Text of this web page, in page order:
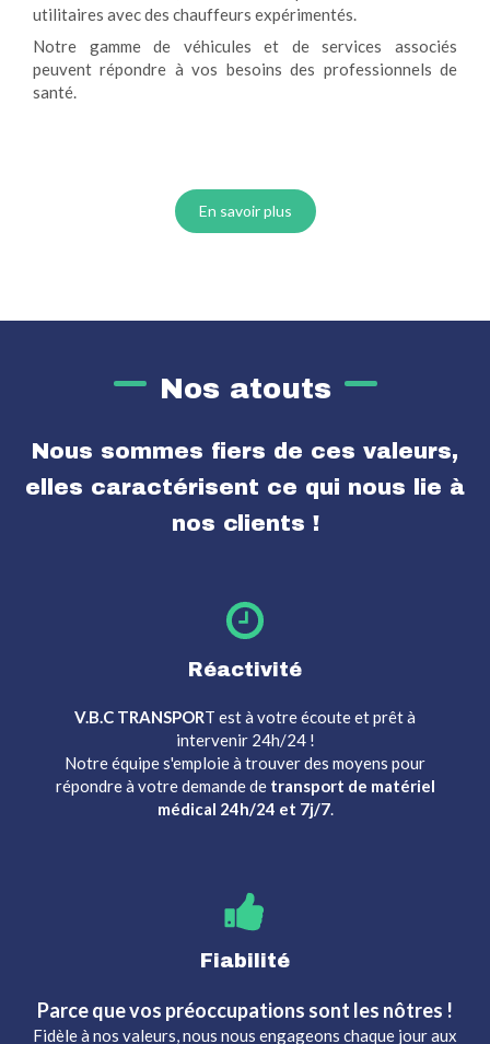
utilitaires avec des chauffeurs expérimentés.
Notre gamme de véhicules et de services associés
peuvent répondre à vos besoins des professionnels de
santé.
En savoir plus
Nos atouts
Nous sommes fiers de ces valeurs,
elles caractérisent ce qui nous lie à
nos clients !
Réactivité
V.B.C TRANSPORT est à votre écoute et prêt à
intervenir 24h/24 !
Notre équipe s'emploie à trouver des moyens pour
répondre à votre demande de transport de matériel
médical 24h/24 et 7j/7.
Fiabilité
Parce que vos préoccupations sont les nôtres !
Fidèle à nos valeurs, nous nous engageons chaque jour aux